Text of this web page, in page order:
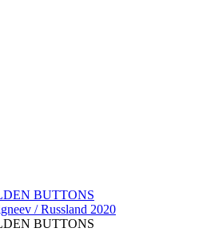
BUTTONS
/ Russland 2020
BUTTONS